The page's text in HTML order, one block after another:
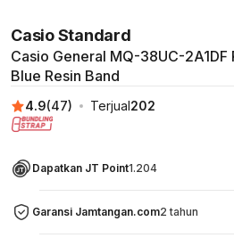
Casio Standard
Casio General MQ-38UC-2A1DF
Blue Resin Band
4.9(47) Terjual202
Dapatkan JT Point1.204
Garansi Jamtangan.com2 tahun